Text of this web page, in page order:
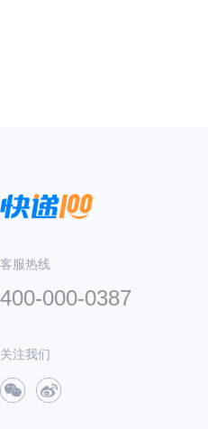
客服热线
400-000-0387
关注我们